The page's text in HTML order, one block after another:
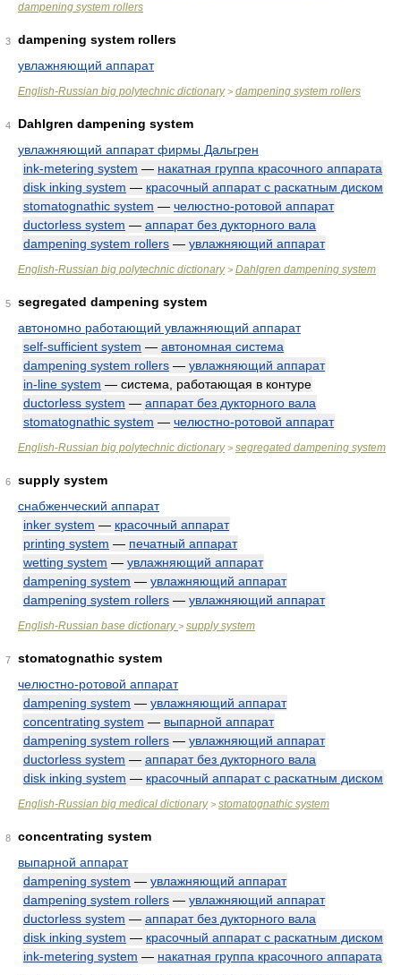
dampening system rollers
3
dampening system rollers
увлажняющий аппарат
English-Russian big polytechnic dictionary> dampening system rollers
4
Dahlgren dampening system
увлажняющий аппарат фирмы Дальгрен
ink-metering system — накатная группа красочного аппарата
disk inking system — красочный аппарат с раскатным диском
stomatognathic system — челюстно-ротовой аппарат
ductorless system — аппарат без дукторного вала
dampening system rollers — увлажняющий аппарат
English-Russian big polytechnic dictionary> Dahlgren dampening system
5
segregated dampening system
автономно работающий увлажняющий аппарат
self-sufficient system — автономная система
dampening system rollers — увлажняющий аппарат
in-line system — система, работающая в контуре
ductorless system — аппарат без дукторного вала
stomatognathic system — челюстно-ротовой аппарат
English-Russian big polytechnic dictionary> segregated dampening system
6
supply system
снабженческий аппарат
inker system — красочный аппарат
printing system — печатный аппарат
wetting system — увлажняющий аппарат
dampening system — увлажняющий аппарат
dampening system rollers — увлажняющий аппарат
English-Russian base dictionary> supply system
7
stomatognathic system
челюстно-ротовой аппарат
dampening system — увлажняющий аппарат
concentrating system — выпарной аппарат
dampening system rollers — увлажняющий аппарат
ductorless system — аппарат без дукторного вала
disk inking system — красочный аппарат с раскатным диском
English-Russian big medical dictionary> stomatognathic system
8
concentrating system
выпарной аппарат
dampening system — увлажняющий аппарат
dampening system rollers — увлажняющий аппарат
ductorless system — аппарат без дукторного вала
disk inking system — красочный аппарат с раскатным диском
ink-metering system — накатная группа красочного аппарата